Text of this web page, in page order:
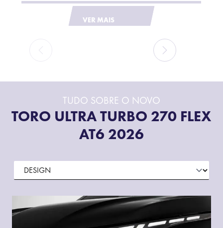
VER MAIS
TUDO SOBRE O NOVO
TORO ULTRA TURBO 270 FLEX
AT6 2026